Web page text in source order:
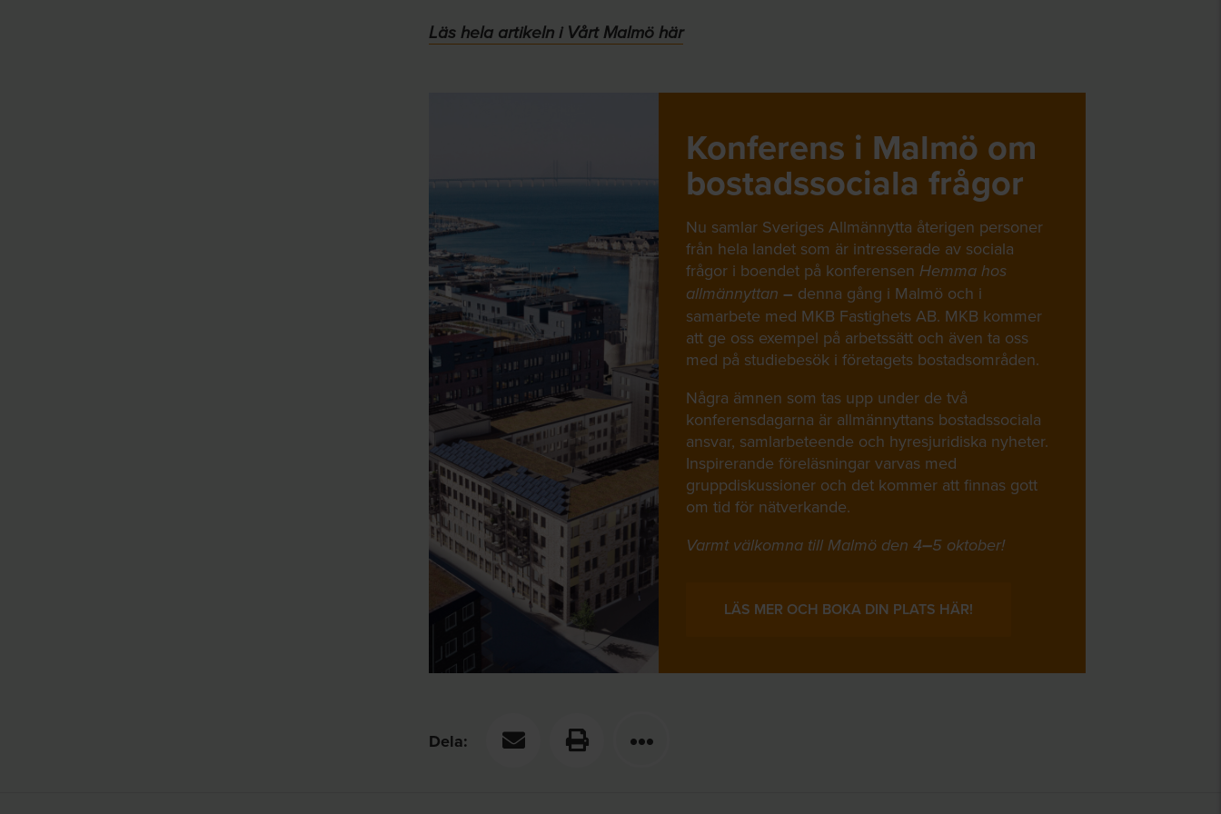
Läs hela artikeln i Vårt Malmö här
Konferens i Malmö om
bostadssociala frågor
Nu samlar Sveriges Allmännytta återigen personer
från hela landet som är intresserade av sociala
frågor i boendet på konferensen Hemma hos
allmännyttan – denna gång i Malmö och i
samarbete med MKB Fastighets AB. MKB kommer
att ge oss exempel på arbetssätt och även ta oss
med på studiebesök i företagets bostadsområden.
Några ämnen som tas upp under de två
konferensdagarna är allmännyttans bostadssociala
ansvar, samlarbeteende och hyresjuridiska nyheter.
Inspirerande föreläsningar varvas med
gruppdiskussioner och det kommer att finnas gott
om tid för nätverkande.
Varmt välkomna till Malmö den 4–5 oktober!
LÄS MER OCH BOKA DIN PLATS HÄR!
Dela: